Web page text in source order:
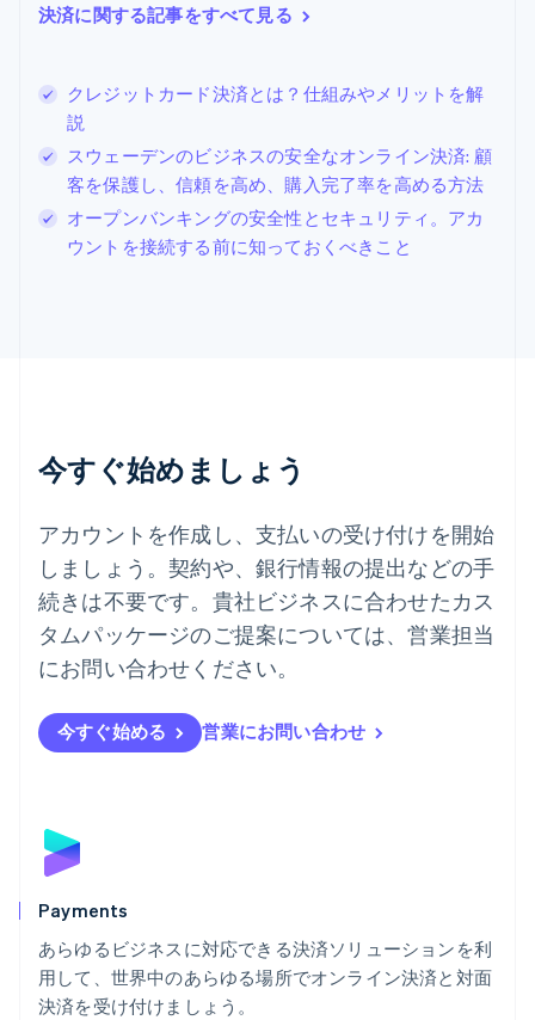
決済に関する記事をすべて見る
クレジットカード決済とは？仕組みやメリットを解
説
スウェーデンのビジネスの安全なオンライン決済: 顧
客を保護し、信頼を高め、購入完了率を高める方法
オープンバンキングの安全性とセキュリティ。アカ
ウントを接続する前に知っておくべきこと
今すぐ始めましょう
アカウントを作成し、支払いの受け付けを開始
しましょう。契約や、銀行情報の提出などの手
続きは不要です。貴社ビジネスに合わせたカス
タムパッケージのご提案については、営業担当
にお問い合わせください。
今すぐ始める 営業にお問い合わせ
Payments
あらゆるビジネスに対応できる決済ソリューションを利
用して、世界中のあらゆる場所でオンライン決済と対面
決済を受け付けましょう。
ジブラルタル
English 简体中文
スイス
Deutsch
スウェーデン
SvenskaEnglish
スペイン
EspañolEnglish
スロバキア
English
Deutsch English
ニュージーランド
English
ノルウェー
ハンガリー
English
EnglishSvenska
ブラジル
ブルガリア
English
Nederlands
English
ポルトガル
PortuguêsEnglish